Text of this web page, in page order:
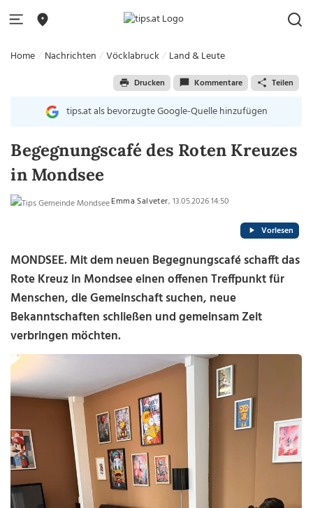
Home Nachrichten Vöcklabruck Land & Leute
Drucken Kommentare Teilen
tips.at als bevorzugte Google-Quelle hinzufügen
Begegnungscafé des Roten Kreuzes
in Mondsee
Emma Salveter, 13.05.2026 14:50
Vorlesen
MONDSEE. Mit dem neuen Begegnungscafé schafft das
Rote Kreuz in Mondsee einen offenen Treffpunkt für
Menschen, die Gemeinschaft suchen, neue
Bekanntschaften schließen und gemeinsam Zeit
verbringen möchten.